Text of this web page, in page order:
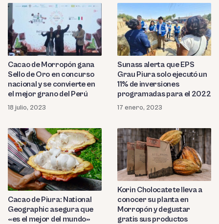
Cacao de Morropón gana
Sello de Oro en concurso
nacional y se convierte en
el mejor grano del Perú
18 julio, 2023
Sunass alerta que EPS
Grau Piura solo ejecutó un
11% de inversiones
programadas para el 2022
17 enero, 2023
Cacao de Piura: National
Geographic asegura que
«es el mejor del mundo»
Korin Cholocate te lleva a
conocer su planta en
Morropón y degustar
gratis sus productos